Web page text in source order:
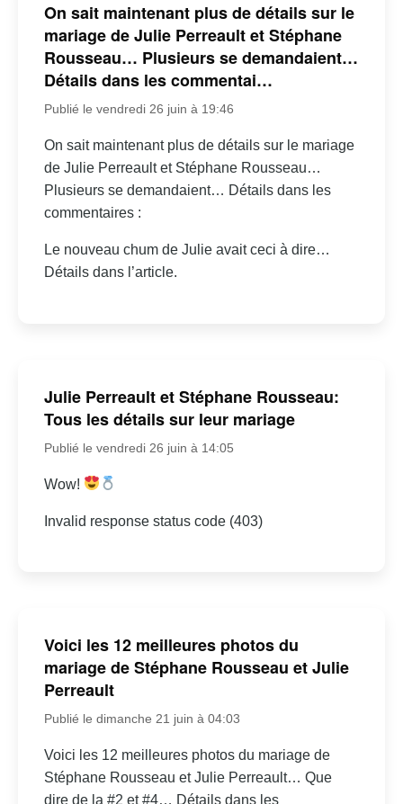
On sait maintenant plus de détails sur le
mariage de Julie Perreault et Stéphane
Rousseau… Plusieurs se demandaient…
Détails dans les commentai…
Publié le vendredi 26 juin à 19:46
On sait maintenant plus de détails sur le mariage
de Julie Perreault et Stéphane Rousseau…
Plusieurs se demandaient… Détails dans les
commentaires :
Le nouveau chum de Julie avait ceci à dire…
Détails dans l’article.
Julie Perreault et Stéphane Rousseau:
Tous les détails sur leur mariage
Publié le vendredi 26 juin à 14:05
Wow!
Invalid response status code (403)
Voici les 12 meilleures photos du
mariage de Stéphane Rousseau et Julie
Perreault
Publié le dimanche 21 juin à 04:03
Voici les 12 meilleures photos du mariage de
Stéphane Rousseau et Julie Perreault… Que
dire de la #2 et #4… Détails dans les